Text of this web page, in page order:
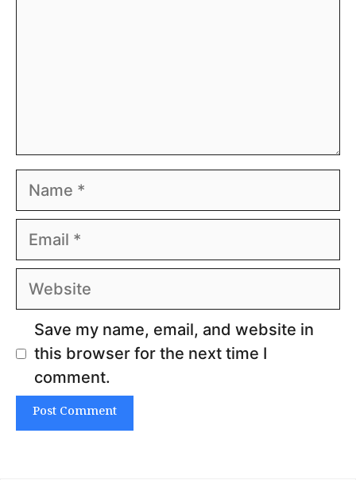
Name
Email
Website
Save my name, email, and website in
this browser for the next time I
comment.